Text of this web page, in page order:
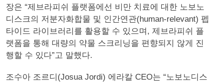
장은 “제브라피쉬 플랫폼에선 비만 치료에 대한 노보노
디스크의 저분자화합물 및 인간연관(human-relevant) 펩
타이드 라이브러리를 활용할 수 있으며, 제브라피쉬 플
랫폼을 통해 대량의 약물 스크리닝을 편향되지 않게 진
행할 수 있다”고 말했다.
조수아 조르디(Josua Jordi) 에라칼 CEO는 “노보노디스